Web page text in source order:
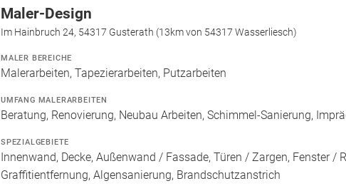
Maler-Design
Im Hainbruch 24, 54317 Gusterath (13km von 54317 Wasserliesch)
MALER BEREICHE
Malerarbeiten, Tapezierarbeiten, Putzarbeiten
UMFANG MALERARBEITEN
Beratung, Renovierung, Neubau Arbeiten, Schimmel-Sanierung,
SPEZIALGEBIETE
Innenwand, Decke, Außenwand / Fassade, Türen / Zargen, Fenster /
Graffitientfernung, Algensanierung, Brandschutzanstrich